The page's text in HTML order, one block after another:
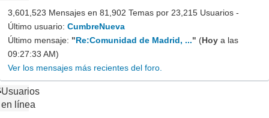
3,601,523 Mensajes en 81,902 Temas por 23,215 Usuarios -
Último usuario: CumbreNueva
Último mensaje: "Re:Comunidad de Madrid, ..." (Hoy a las
09:27:33 AM)
Ver los mensajes más recientes del foro.
Usuarios
en línea